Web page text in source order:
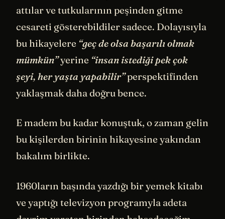
attılar ve tutkularının peşinden gitme
cesareti gösterebildiler sadece. Dolayısıyla
bu hikayelere “geç de olsa başarılı olmak
mümkün”yerine “insan istediği pek çok
şeyi, her yaşta yapabilir”perspektifinden
yaklaşmak daha doğru bence.
E madem bu kadar konuştuk, o zaman gelin
bu kişilerden birinin hikayesine yakından
bakalım birlikte.
1960ların başında yazdığı bir yemek kitabı
ve yaptığı televizyon programyla adeta